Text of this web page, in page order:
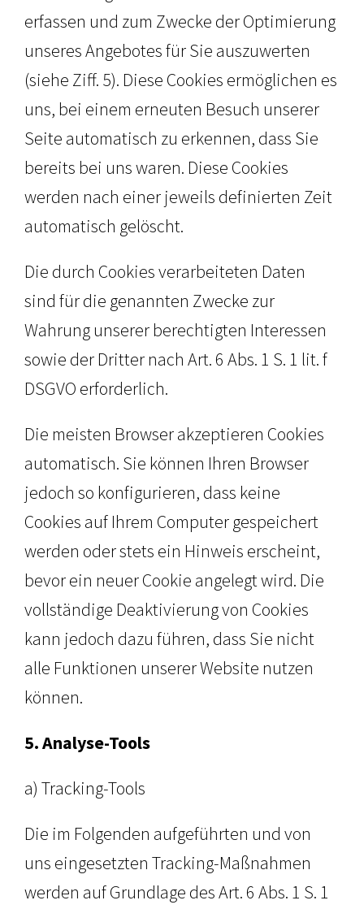
erfassen und zum Zwecke der Optimierung
unseres Angebotes für Sie auszuwerten
(siehe Ziff. 5). Diese Cookies ermöglichen es
uns, bei einem erneuten Besuch unserer
Seite automatisch zu erkennen, dass Sie
bereits bei uns waren. Diese Cookies
werden nach einer jeweils definierten Zeit
automatisch gelöscht.
Die durch Cookies verarbeiteten Daten
sind für die genannten Zwecke zur
Wahrung unserer berechtigten Interessen
sowie der Dritter nach Art. 6 Abs. 1 S. 1 lit. f
DSGVO erforderlich.
Die meisten Browser akzeptieren Cookies
automatisch. Sie können Ihren Browser
jedoch so konfigurieren, dass keine
Cookies auf Ihrem Computer gespeichert
werden oder stets ein Hinweis erscheint,
bevor ein neuer Cookie angelegt wird. Die
vollständige Deaktivierung von Cookies
kann jedoch dazu führen, dass Sie nicht
alle Funktionen unserer Website nutzen
können.
5. Analyse-Tools
a) Tracking-Tools
Die im Folgenden aufgeführten und von
uns eingesetzten Tracking-Maßnahmen
werden auf Grundlage des Art. 6 Abs. 1 S. 1